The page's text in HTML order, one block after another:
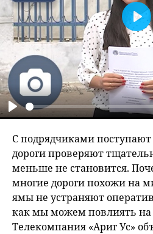
Play
С подрядчиками
дороги проверяют
меньше не становится.
многие дороги похожи на
ямы не устраняют
как мы можем повлиять
Телекомпания «Ариг Ус»